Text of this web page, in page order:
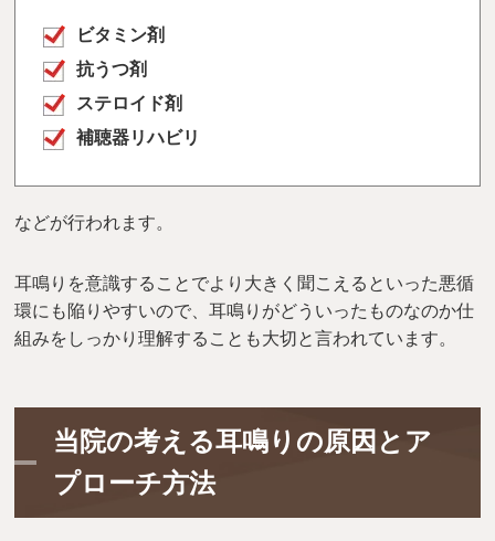
ビタミン剤
抗うつ剤
ステロイド剤
補聴器リハビリ
などが行われます。
耳鳴りを意識することでより大きく聞こえるといった悪循
環にも陥りやすいので、耳鳴りがどういったものなのか仕
組みをしっかり理解することも大切と言われています。
当院の考える耳鳴りの原因とア
プローチ方法